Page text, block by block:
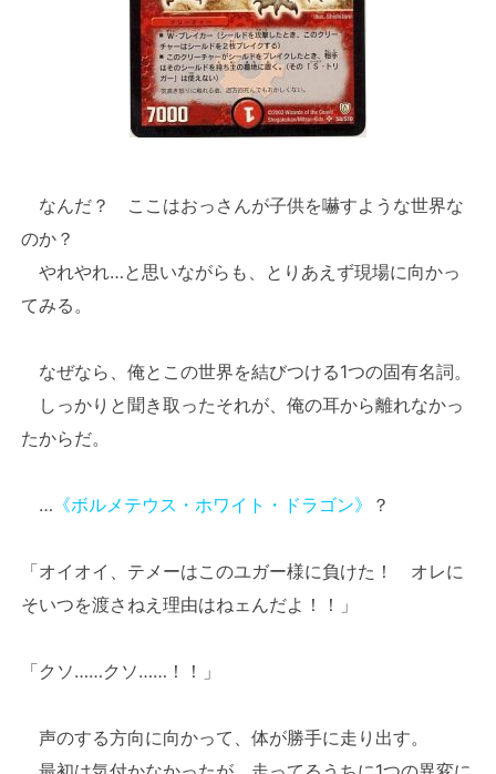
なんだ？ ここはおっさんが子供を嚇すような世界な
のか？
やれやれ…と思いながらも、とりあえず現場に向かっ
てみる。
なぜなら、俺とこの世界を結びつける1つの固有名詞。
しっかりと聞き取ったそれが、俺の耳から離れなかっ
たからだ。
… 《ボルメテウス・ホワイト・ドラゴン》 ？
「オイオイ、テメーはこのユガー様に負けた！ オレに
そいつを渡さねえ理由はねェんだよ！！」
「クソ……クソ……！！」
声のする方向に向かって、体が勝手に走り出す。